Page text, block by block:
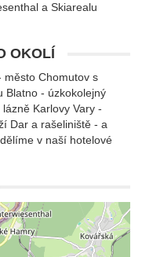
a Skiarealu
OKOLÍ
město Chomutov s
Blatno - úzkokolejný
Karlovy Vary -
Dar a rašeliniště - a
v naší hotelové